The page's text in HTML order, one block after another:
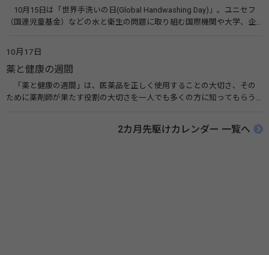
10月15日は「世界手洗いの日(Global Handwashing Day)」。ユニセフ
（国連児童基金）などの水と衛生の問題に取り組む国際機関や大学、企
10月17日
薬と健康の週間
「薬と健康の週間」は、医薬品を正しく使用することの大切さ、その
ために薬剤師が果たす役割の大切さを一人でも多くの方に知ってもらう
伝えたい！薬との付き合い方」（保健指導リソースガイド）
2カ月先駆けカレンダー 一覧へ